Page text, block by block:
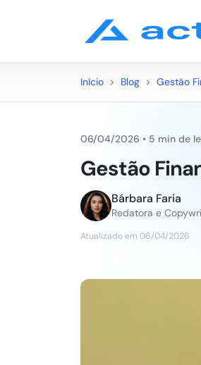
Início > Blog > Gestão
06/04/2026 • 5 min de
Gestão
Bárbara Faria
Redatora e
Atualizado em 06/04/2026